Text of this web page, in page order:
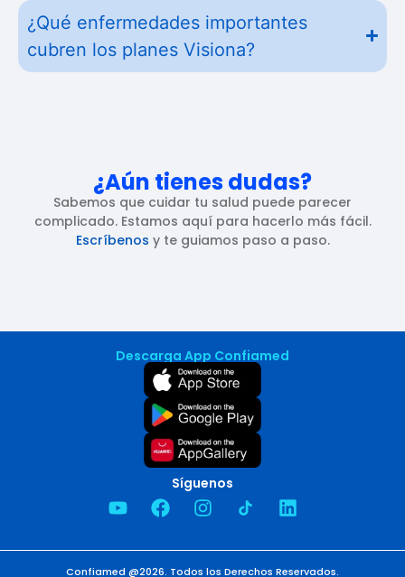
¿Qué enfermedades importantes
cubren los planes Visiona?
¿Aún tienes dudas?
Sabemos que cuidar tu salud puede parecer
complicado. Estamos aquí para hacerlo más fácil.
Escríbenos y te guiamos paso a paso.
Descarga App Confiamed
Síguenos
Confiamed @2026. Todos los Derechos Reservados.